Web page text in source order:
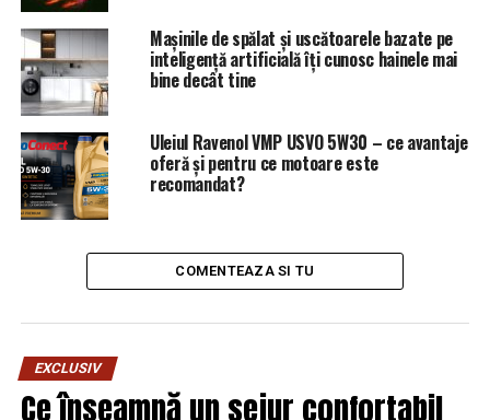
a spus într-
o
B1 că l-a
denunțat la
Comunității
Naționale de Informații, Daniel Moldoveanu, care a
El a spus că va mărturisi în fața unui judecător numele
persoanelor pe care procurorii DNA i-au cerut să le
denunțe.
Mașinile de spălat și uscătoarele bazate pe
inteligență artificială îți cunosc hainele mai
bine decât tine
Uleiul Ravenol VMP USVO 5W30 – ce avantaje
oferă și pentru ce motoare este
recomandat?
COMENTEAZA SI TU
EXCLUSIV
Ce înseamnă un sejur confortabil